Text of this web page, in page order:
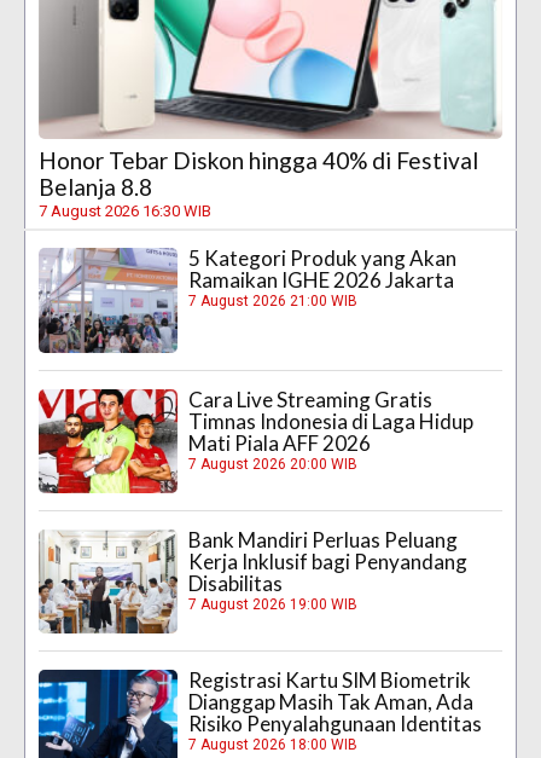
Honor Tebar Diskon hingga 40% di Festival
Belanja 8.8
7 August 2026 16:30 WIB
5 Kategori Produk yang Akan
Ramaikan IGHE 2026 Jakarta
7 August 2026 21:00 WIB
Cara Live Streaming Gratis
Timnas Indonesia di Laga Hidup
Mati Piala AFF 2026
7 August 2026 20:00 WIB
Bank Mandiri Perluas Peluang
Kerja Inklusif bagi Penyandang
Disabilitas
7 August 2026 19:00 WIB
Registrasi Kartu SIM Biometrik
Dianggap Masih Tak Aman, Ada
Risiko Penyalahgunaan Identitas
7 August 2026 18:00 WIB